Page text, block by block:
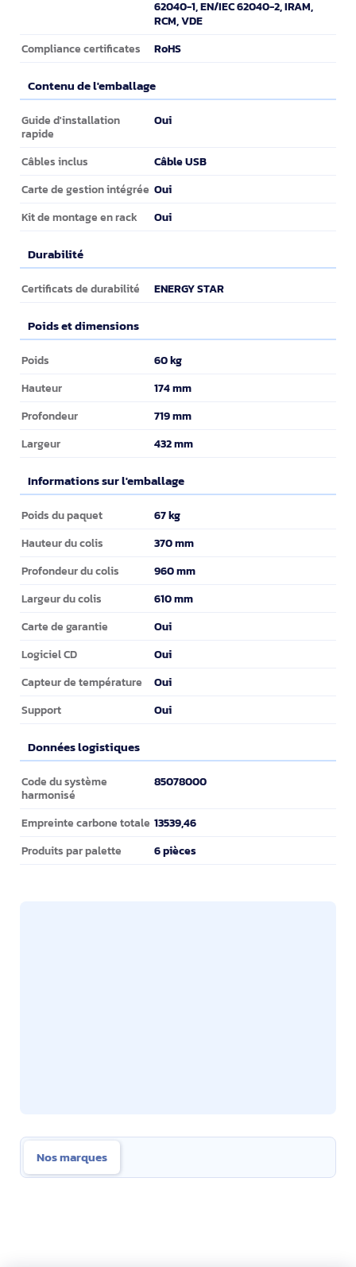
62040-1, EN/IEC 62040-2, IRAM,
RCM, VDE
Compliance certificates RoHS
Contenu de l'emballage
Contenu de l'emballage
Guide d'installation
rapide
Oui
Câbles inclus Câble USB
Carte de gestion intégrée Oui
Kit de montage en rack Oui
Durabilité
Durabilité
Certificats de durabilité ENERGY STAR
Poids et dimensions
Poids et dimensions
Poids 60 kg
Hauteur 174 mm
Profondeur 719 mm
Largeur 432 mm
Informations sur l'emballage
Informations sur l'emballage
Poids du paquet 67 kg
Hauteur du colis 370 mm
Profondeur du colis 960 mm
Largeur du colis 610 mm
Carte de garantie Oui
Logiciel CD Oui
Capteur de température Oui
Support Oui
Données logistiques
Données logistiques
Code du système
harmonisé
85078000
Empreinte carbone totale 13539,46
Produits par palette 6 pièces
Nos marques